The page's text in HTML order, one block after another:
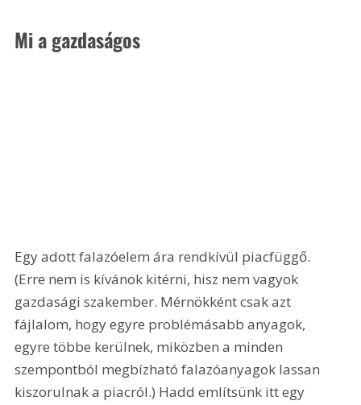
Mi a gazdaságos
Egy adott falazóelem ára rendkívül piacfüggő.
(Erre nem is kívánok kitérni, hisz nem vagyok
gazdasági szakember. Mérnökként csak azt
fájlalom, hogy egyre problémásabb anyagok,
egyre többe kerülnek, miközben a minden
szempontból megbízható falazóanyagok lassan
kiszorulnak a piacról.) Hadd említsünk itt egy